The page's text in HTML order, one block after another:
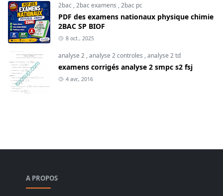
2bac ,2bac examens ,2bac pc
PDF des examens nationaux physique chimie
2BAC SP BIOF
8 oct., 2025
analyse 2 ,analyse 2 controles ,analyse 2 td
examens corrigés analyse 2 smpc s2 fsj
4 avr., 2016
A PROPOS